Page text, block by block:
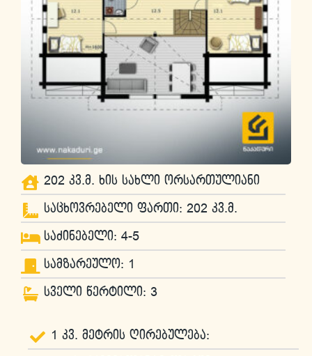
202 კვ.მ. ხის სახლი ორსართულიანი
საცხოვრებელი ფართი: 202 კვ.მ.
საძინებელი: 4-5
სამზარეულო: 1
სველი წერტილი: 3
1 კვ. მეტრის ღირებულება: